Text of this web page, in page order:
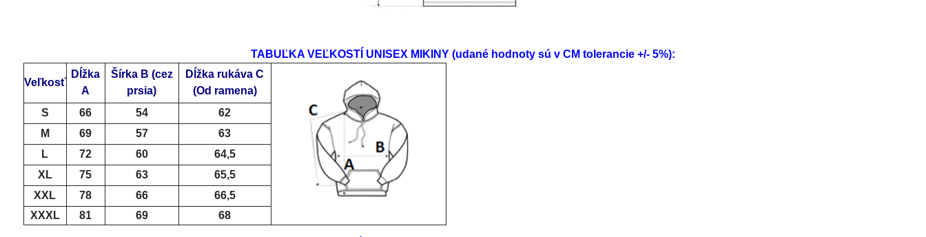
TABUĽKA VEĽKOSTÍ UNISEX MIKINY (udané hodnoty sú v CM tolerancie +/- 5%):
Veľkosť
Dĺžka
A
Šírka B (cez
prsia)
Dĺžka rukáva C
(Od ramena)
S
66 54
62
M
69 57
63
L
72 60
64,5
XL
75 63
65,5
XXL
78 66
66,5
XXXL
81 69 68